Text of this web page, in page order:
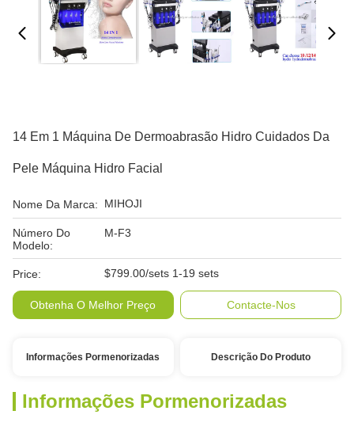
14 Em 1 Máquina De Dermoabrasão Hidro Cuidados Da
Pele Máquina Hidro Facial
Nome Da Marca: MIHOJI
Número Do
Modelo:
M-F3
Price: $799.00/sets 1-19 sets
Obtenha O Melhor Preço Contacte-Nos
Informações Pormenorizadas Descrição Do Produto
Informações Pormenorizadas